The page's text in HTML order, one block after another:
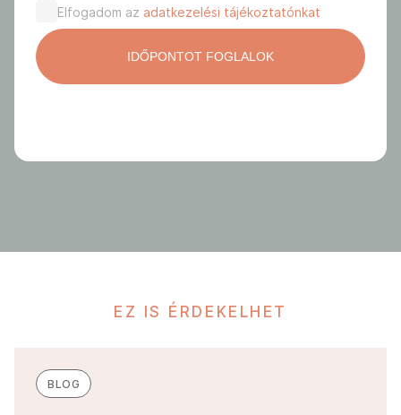
Elfogadom az adatkezelési tájékoztatónkat
EZ IS ÉRDEKELHET
BLOG